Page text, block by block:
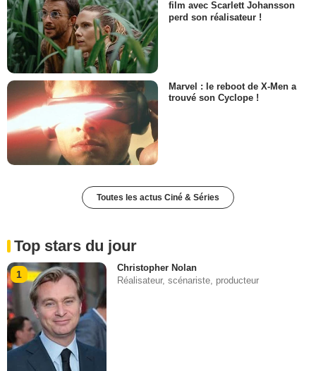
film avec Scarlett Johansson
perd son réalisateur !
Marvel : le reboot de X-Men a
trouvé son Cyclope !
Toutes les actus Ciné & Séries
Top stars du jour
1
Christopher Nolan
Réalisateur, scénariste, producteur